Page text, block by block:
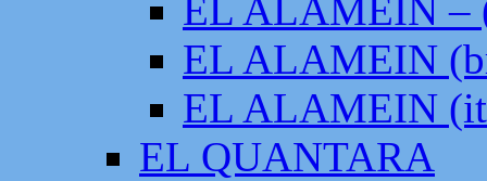
EL ALAMEIN –
EL ALAMEIN
EL ALAMEIN
EL QUANTARA